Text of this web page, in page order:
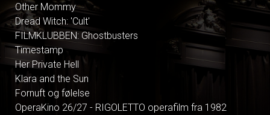
Other Mommy
Dread Witch: 'Cult'
FILMKLUBBEN: Ghostbusters
Timestamp
Her Private Hell
Klara and the Sun
Fornuft og følelse
OperaKino 26/27 - RIGOLETTO operafilm fra 1982